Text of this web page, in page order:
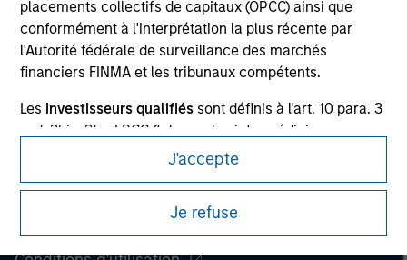
placements collectifs de capitaux (OPCC) ainsi que
conformément à l'interprétation la plus récente par
l'Autorité fédérale de surveillance des marchés
financiers FINMA et les tribunaux compétents.
Les investisseurs qualifiés sont définis à l'art. 10 para. 3
a-d, 3bis, 3ter LPCC (tels que les intermédiaires
financiers réglementés, les institutions d'assurance
réglementées, les entités publiques et les institutions de
retraite ayant une trésorerie professionnelle, les
sociétés ayant des activités de trésorerie
professionnelle, les particuliers fortunés qui ont déclaré
J'accepte
Je refuse
Les services décrits sur ce site Web peuvent ne pas être
disponibles dans certaines juridictions ou pour certaines
personnes. Merci de consulter nos conditions d’utilisation pour
de plus amples informations.
Confidentialité